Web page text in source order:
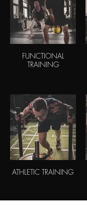
FUNCTIONAL
TRAINING
ATHLETIC TRAINING